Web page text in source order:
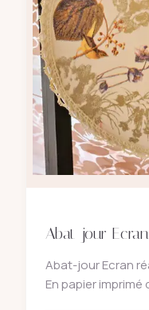
Abat-jour
Abat-jour Ecran
En papier